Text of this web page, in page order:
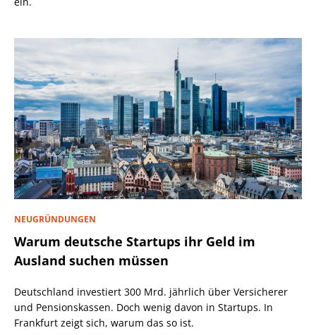
NEUGRÜNDUNGEN
Warum deutsche Startups ihr Geld im
Ausland suchen müssen
Deutschland investiert 300 Mrd. jährlich über Versicherer
und Pensionskassen. Doch wenig davon in Startups. In
Frankfurt zeigt sich, warum das so ist.